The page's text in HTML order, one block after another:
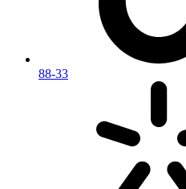
88-33